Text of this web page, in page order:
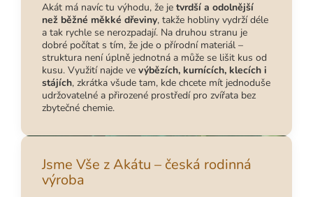
Akát má navíc tu výhodu, že je tvrdší a odolnější
než běžné měkké dřeviny, takže hobliny vydrží déle
a tak rychle se nerozpadají. Na druhou stranu je
dobré počítat s tím, že jde o přírodní materiál –
struktura není úplně jednotná a může se lišit kus od
kusu. Využití najde ve výbězích, kurnících, klecích i
stájích, zkrátka všude tam, kde chcete mít jednoduše
udržovatelné a přirozené prostředí pro zvířata bez
zbytečné chemie.
Jsme Vše z Akátu – česká rodinná
výroba